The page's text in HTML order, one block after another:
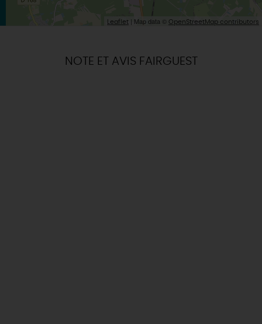
Leaflet | Map data © OpenStreetMap contributors
NOTE ET AVIS FAIRGUEST